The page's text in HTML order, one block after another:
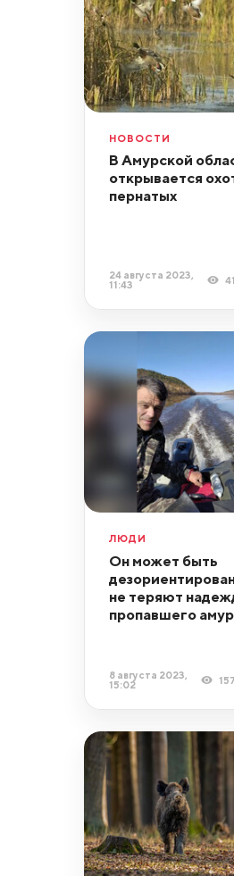
НОВОСТИ
В Амурской
открывается
пернатых
24 августа 2023,
11:43
ЛЮДИ
Он может быть
не теряют
пропавшего
8 августа 2023,
15:02